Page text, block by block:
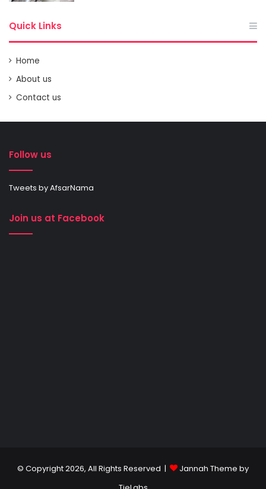
Quick Links
Home
About us
Contact us
Follow us
Tweets by AfsarNama
Join us at Facebook
© Copyright 2026, All Rights Reserved |
Jannah Theme by